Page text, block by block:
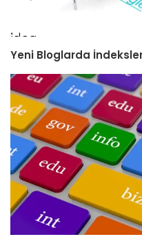
Yeni Bloglarda